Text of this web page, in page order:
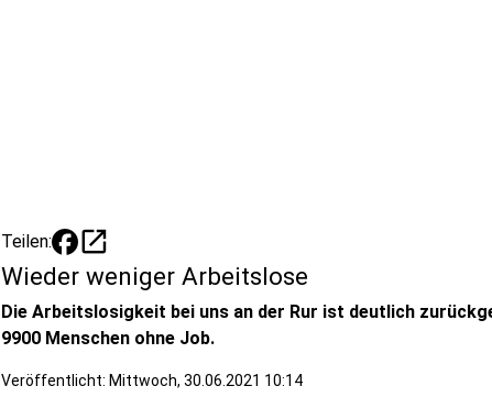
Teilen: open_in_new
Wieder weniger Arbeitslose
Die Arbeitslosigkeit bei uns an der Rur ist deutlich
9900 Menschen ohne Job.
Veröffentlicht: Mittwoch, 30.06.2021 10:14